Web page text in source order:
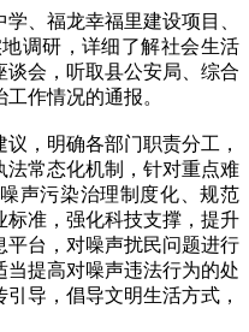
、福龙幸福里建设项目、
调研，详细了解社会生活
会，听取县公安局、综合
作情况的通报。
，明确各部门职责分工，
法常态化机制，针对重点难
声污染治理制度化、规范
准，强化科技支撑，提升
台，对噪声扰民问题进行
当提高对噪声违法行为的处
导，倡导文明生活方式，